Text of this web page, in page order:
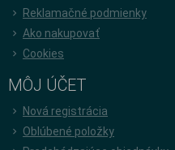
Reklamačné podmienky
Ako nakupovať
Cookies
MÔJ ÚČET
Nová registrácia
Oblúbené položky